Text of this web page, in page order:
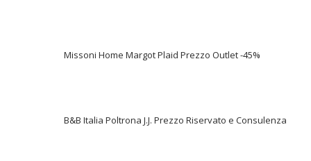
Missoni Home Margot Plaid Prezzo Outlet -45%
B&B Italia Poltrona J.J. Prezzo Riservato e Consulenza